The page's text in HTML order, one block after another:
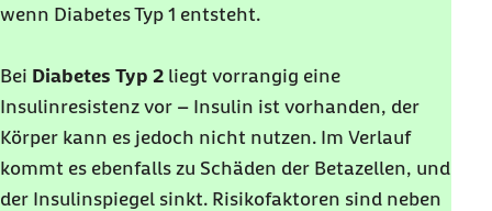
wenn Diabetes Typ 1 entsteht.
Bei Diabetes Typ 2 liegt vorrangig eine
Insulinresistenz vor – Insulin ist vorhanden, der
Körper kann es jedoch nicht nutzen. Im Verlauf
kommt es ebenfalls zu Schäden der Betazellen, und
der Insulinspiegel sinkt. Risikofaktoren sind neben